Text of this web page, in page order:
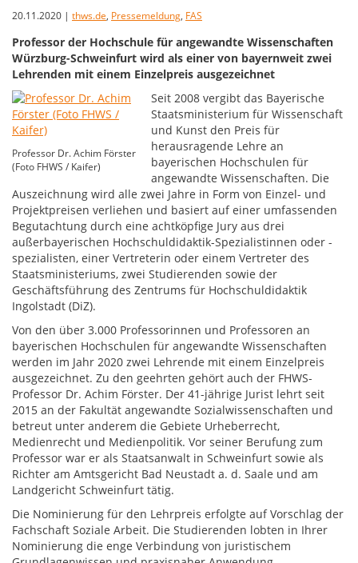
20.11.2020 | thws.de, Pressemeldung, FAS
Professor der Hochschule für angewandte Wissenschaften
Würzburg-Schweinfurt wird als einer von bayernweit zwei
Lehrenden mit einem Einzelpreis ausgezeichnet
Professor Dr. Achim Förster
(Foto FHWS / Kaifer)
Seit 2008 vergibt das Bayerische
Staatsministerium für Wissenschaft
und Kunst den Preis für
herausragende Lehre an
bayerischen Hochschulen für
angewandte Wissenschaften. Die
Auszeichnung wird alle zwei Jahre in Form von Einzel- und
Projektpreisen verliehen und basiert auf einer umfassenden
Begutachtung durch eine achtköpfige Jury aus drei
außerbayerischen Hochschuldidaktik-Spezialistinnen oder -
spezialisten, einer Vertreterin oder einem Vertreter des
Staatsministeriums, zwei Studierenden sowie der
Geschäftsführung des Zentrums für Hochschuldidaktik
Ingolstadt (DiZ).
Von den über 3.000 Professorinnen und Professoren an
bayerischen Hochschulen für angewandte Wissenschaften
werden im Jahr 2020 zwei Lehrende mit einem Einzelpreis
ausgezeichnet. Zu den geehrten gehört auch der FHWS-
Professor Dr. Achim Förster. Der 41-jährige Jurist lehrt seit
2015 an der Fakultät angewandte Sozialwissenschaften und
betreut unter anderem die Gebiete Urheberrecht,
Medienrecht und Medienpolitik. Vor seiner Berufung zum
Professor war er als Staatsanwalt in Schweinfurt sowie als
Richter am Amtsgericht Bad Neustadt a. d. Saale und am
Landgericht Schweinfurt tätig.
Die Nominierung für den Lehrpreis erfolgte auf Vorschlag der
Fachschaft Soziale Arbeit. Die Studierenden lobten in Ihrer
Nominierung die enge Verbindung von juristischem